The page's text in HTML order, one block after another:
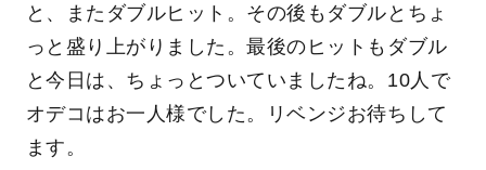
と、またダブルヒット。その後もダブルとちょ
っと盛り上がりました。最後のヒットもダブル
と今日は、ちょっとついていましたね。10人で
オデコはお一人様でした。リベンジお待ちして
ます。